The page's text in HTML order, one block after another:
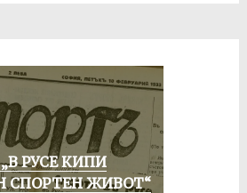
„В РУСЕ КИПИ
СПОРТЕН ЖИВОТ“